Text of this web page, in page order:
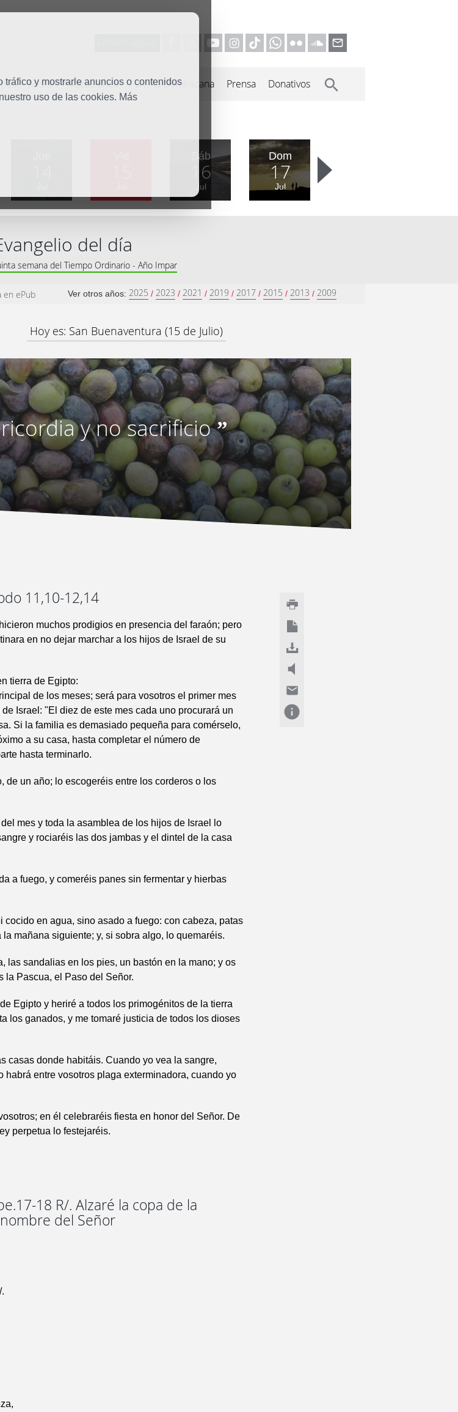
y mostrarle anuncios o contenidos
uso de las cookies. Más
Misión Vocaciones Familia Dominicana Prensa Donativos
Sáb
16
Jul
Dom
17
Jul
del día
semana del Tiempo Ordinario - Año Impar
en ePub Ver otros años: 2025 / 2023 / 2021 / 2019 / 2017 / 2015 / 2013 / 2009
Hoy es: San Buenaventura (15 de Julio)
y no sacrificio”
11,10-12,14
muchos prodigios en presencia del faraón; pero
en no dejar marchar a los hijos de Israel de su
tierra de Egipto:
de los meses; será para vosotros el primer mes
Israel: "El diez de este mes cada uno procurará un
Si la familia es demasiado pequeña para comérselo,
a su casa, hasta completar el número de
hasta terminarlo.
de un año; lo escogeréis entre los corderos o los
mes y toda la asamblea de los hijos de Israel lo
y rociaréis las dos jambas y el dintel de la casa
a fuego, y comeréis panes sin fermentar y hierbas
cocido en agua, sino asado a fuego: con cabeza, patas
mañana siguiente; y, si sobra algo, lo quemaréis.
las sandalias en los pies, un bastón en la mano; y os
la Pascua, el Paso del Señor.
Egipto y heriré a todos los primogénitos de la tierra
los ganados, y me tomaré justicia de todos los dioses
casas donde habitáis. Cuando yo vea la sangre,
habrá entre vosotros plaga exterminadora, cuando yo
en él celebraréis fiesta en honor del Señor. De
perpetua lo festejaréis.
18 R/. Alzaré la copa de la
del Señor